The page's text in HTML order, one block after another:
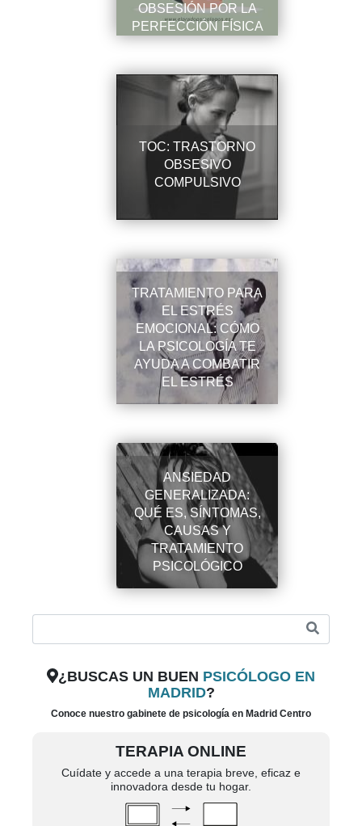
OBSESIÓN POR LA
PERFECCIÓN FÍSICA
TOC: TRASTORNO
OBSESIVO
COMPULSIVO
TRATAMIENTO PARA
EL ESTRÉS
EMOCIONAL: CÓMO
LA PSICOLOGÍA TE
AYUDA A COMBATIR
EL ESTRÉS
ANSIEDAD
GENERALIZADA:
QUÉ ES, SÍNTOMAS,
CAUSAS Y
TRATAMIENTO
PSICOLÓGICO
¿BUSCAS UN BUEN PSICÓLOGO EN
MADRID?
Conoce nuestro gabinete de psicología en Madrid Centro
TERAPIA ONLINE
Cuídate y accede a una terapia breve, eficaz e
innovadora desde tu hogar.